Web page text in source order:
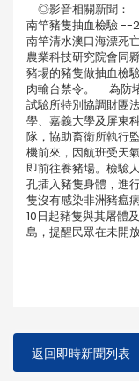
◎影音相關新聞：
南竿豬隻抽血檢驗 --
南竿清水澳口海漂死
農業科技研究院會同
豬場的豬隻做抽血檢
肉輸台禁令。 為防
試驗所特別協調財團
學、嘉義大學及屏東
隊，協助畜衛所執行
機前來，因航班受天
即前往養豬場。檢驗
孔插入豬隻身體，進
隻沒有感染非洲豬瘟
10日起豬隻與其屠體
島，提醒民眾在未開
返回即時新聞列表